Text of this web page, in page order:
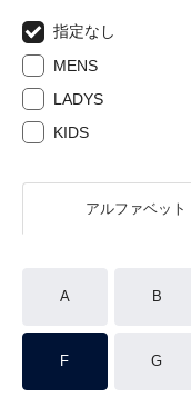
指定なし
MENS
LADYS
KIDS
アルファベット
A B
F G